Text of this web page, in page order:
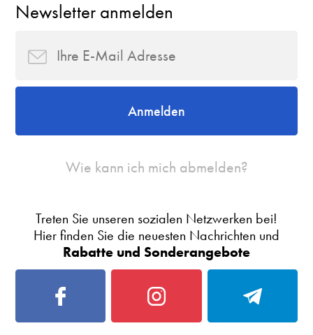
Newsletter anmelden
Anmelden
Wie kann ich mich abmelden?
Treten Sie unseren sozialen Netzwerken bei!
Hier finden Sie die neuesten Nachrichten und
Rabatte und Sonderangebote